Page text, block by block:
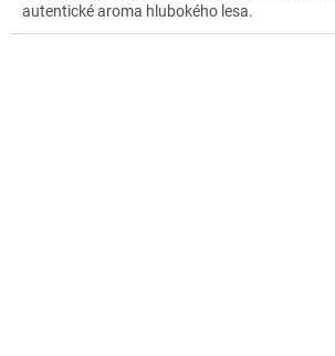
autentické aroma hlubokého lesa.